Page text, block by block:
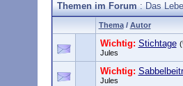
Themen im Forum: Das
Thema/ Autor
Wichtig: Stichtage (
Jules
Wichtig:
Jules